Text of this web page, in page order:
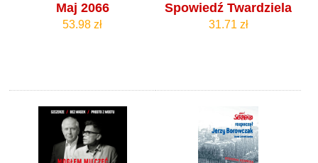
Maj 2066
53.98 zł
Spowiedź Twardziela
31.71 zł